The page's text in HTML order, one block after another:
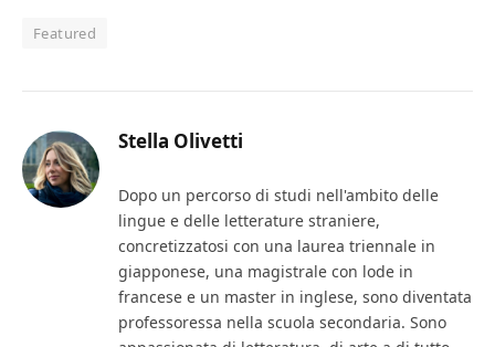
Featured
Stella Olivetti
Dopo un percorso di studi nell'ambito delle
lingue e delle letterature straniere,
concretizzatosi con una laurea triennale in
giapponese, una magistrale con lode in
francese e un master in inglese, sono diventata
professoressa nella scuola secondaria. Sono